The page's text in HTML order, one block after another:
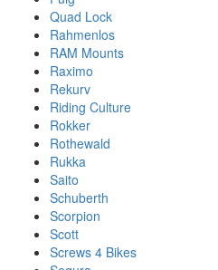
Quad Lock
Rahmenlos
RAM Mounts
Raximo
Rekurv
Riding Culture
Rokker
Rothewald
Rukka
Saito
Schuberth
Scorpion
Scott
Screws 4 Bikes